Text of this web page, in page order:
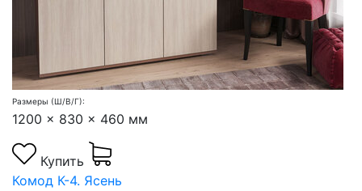
Размеры (Ш/В/Г):
1200 x 830 x 460 мм
Купить
Комод К-4. Ясень